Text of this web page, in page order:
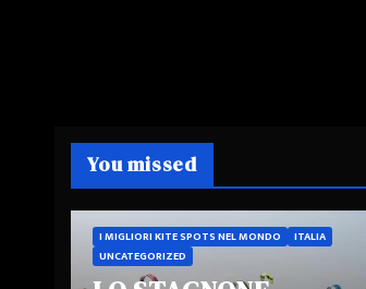
You missed
I MIGLIORI KITE SPOTS NEL MONDO
ITALIA
UNCATEGORIZED